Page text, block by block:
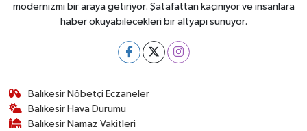
modernizmi bir araya getiriyor. Şatafattan kaçınıyor ve insanlara
haber okuyabilecekleri bir altyapı sunuyor.
Balıkesir Nöbetçi Eczaneler
Balıkesir Hava Durumu
Balıkesir Namaz Vakitleri